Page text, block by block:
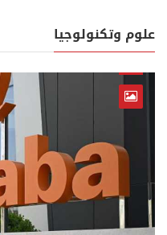
علوم وتكنولوجيا